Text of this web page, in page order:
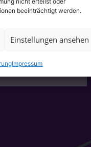
beeinträchtigt werden.
Einstellungen ansehen
Impressum